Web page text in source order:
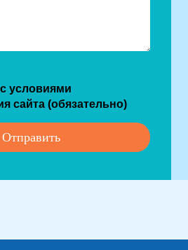
условиями
сайта (обязательно)